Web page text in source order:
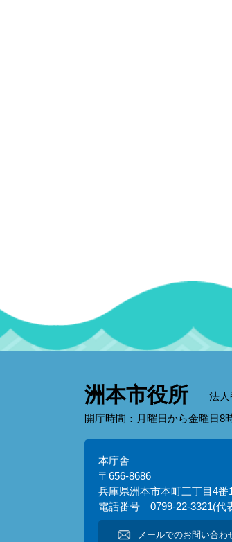
洲本市役所
法
開庁時間：月曜日から金曜日8
本庁舎
〒656-8686
兵庫県洲本市本町三丁目4番
電話番号 0799-22-3321(代
メールでのお問い合わ